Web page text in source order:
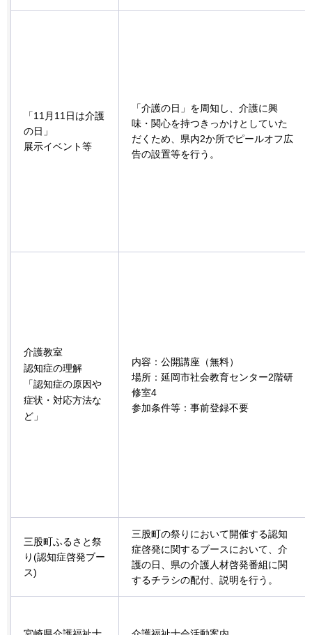
「11月11日は介護
の日」
展示イベント等
「介護の⽇」を周知し、介護に興
味・関⼼を持つきっかけとしていた
だくため、県内2か所でピールオフ広
告の設置等を⾏う。
介護教室
認知症の理解
「認知症の原因や
症状・対応方法な
ど」
内容：公開講座（無料）
場所：延岡市社会教育センター2階研
修室4
参加条件等：事前登録不要
三股町ふるさと祭
り(認知症啓発ブー
ス)
三股町の祭りにおいて開催する認知
症啓発に関するブースにおいて、介
護の日、県の介護人材啓発番組に関
するチラシの配付、説明を行う。